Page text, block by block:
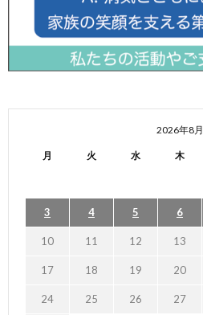
2026年8月
月 火 水 木
3 4 5 6
10 11 12 13
17 18 19 20
24 25 26 27